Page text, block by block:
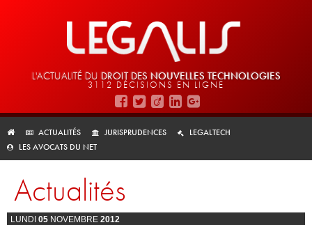
L'ACTUALITÉ DU DROIT DES NOUVELLES TECHNOLOGIES
3112 DÉCISIONS EN LIGNE
ACTUALITÉS JURISPRUDENCES
LEGALTECH
LES AVOCATS DU NET
Actualités
LUNDI 05 NOVEMBRE 2012